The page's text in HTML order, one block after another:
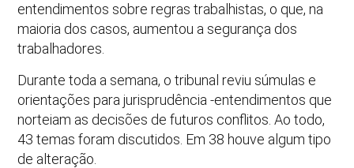
entendimentos sobre regras trabalhistas, o que, na
maioria dos casos, aumentou a segurança dos
trabalhadores.
Durante toda a semana, o tribunal reviu súmulas e
orientações para jurisprudência -entendimentos que
norteiam as decisões de futuros conflitos. Ao todo,
43 temas foram discutidos. Em 38 houve algum tipo
de alteração.